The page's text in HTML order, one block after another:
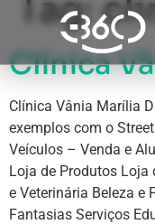
Tag:
Clínica
Clínica Vânia Marília
exemplos com o
Veículos – Venda e
Loja de Produtos Loja
e Veterinária Beleza e
Fantasias Serviços